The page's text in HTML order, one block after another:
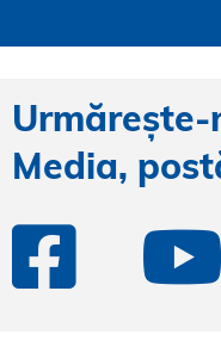
Urmărește-
Media,